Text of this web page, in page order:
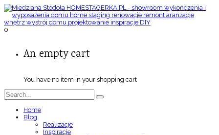
0
An empty cart
You have no item in your shopping cart
Home
Blog
Realizacje
Inspiracje